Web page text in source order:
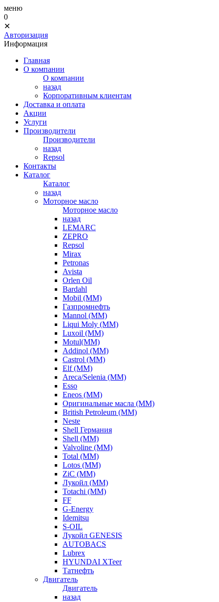
меню
0
✕
Авторизация
Информация
Главная
О компании
О компании
назад
Корпоративным клиентам
Доставка и оплата
Акции
Услуги
Производители
Производители
назад
Repsol
Контакты
Каталог
Каталог
назад
Моторное масло
Моторное масло
назад
LEMARC
ZEPRO
Repsol
Mirax
Petronas
Avista
Orlen Oil
Bardahl
Mobil (ММ)
Газпромнефть
Mannol (ММ)
Liqui Moly (ММ)
Luxoil (ММ)
Motul(ММ)
Addinol (ММ)
Castrol (ММ)
Elf (ММ)
Areca/Selenia (ММ)
Esso
Eneos (ММ)
Оригинальные масла (ММ)
British Petroleum (ММ)
Neste
Shell Германия
Shell (ММ)
Valvoline (ММ)
Total (ММ)
Lotos (ММ)
ZiC (ММ)
Лукойл (ММ)
Totachi (MM)
FF
G-Energy
Idemitsu
S-OIL
Лукойл GENESIS
AUTOBACS
Lubrex
HYUNDAI XTeer
Татнефть
Двигатель
Двигатель
назад